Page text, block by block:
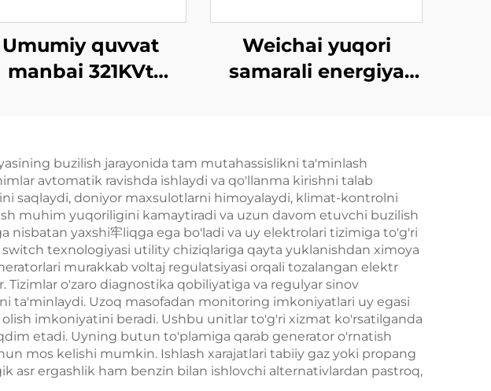
Umumiy quvvat
manbai 321KVt
sanoat dizel
generatorlari
to'plami
Weichai yuqori
samarali energiya
generator to'plami
buzilish jarayonida tam mutahassislikni ta'minlash
avtomatik ravishda ishlaydi va qo'llanma kirishni talab
saqlaydi, doniyor maxsulotlarni himoyalaydi, klimat-kontrolni
muhim yuqoriligini kamaytiradi va uzun davom etuvchi buzilish
yaxshi牢liqga ega bo'ladi va uy elektrolari tizimiga to'g'ri
texnologiyasi utility chiziqlariga qayta yuklanishdan ximoya
murakkab voltaj regulatsiyasi orqali tozalangan elektr
o'zaro diagnostika qobiliyatiga va regulyar sinov
ta'minlaydi. Uzoq masofadan monitoring imkoniyatlari uy egasi
imkoniyatini beradi. Ushbu unitlar to'g'ri xizmat ko'rsatilganda
etadi. Uyning butun to'plamiga qarab generator o'rnatish
mos kelishi mumkin. Ishlash xarajatlari tabiiy gaz yoki propang
asr ergashlik ham benzin bilan ishlovchi alternativlardan pastroq,